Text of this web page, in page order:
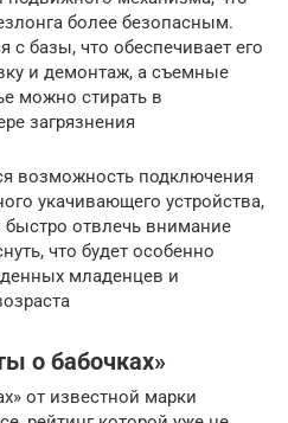
более безопасным.
с базы, что обеспечивает его
и демонтаж, а съемные
можно стирать в
загрязнения
возможность подключения
укачивающего устройства,
отвлечь внимание
что будет особенно
младенцев и
о бабочках»
от известной марки